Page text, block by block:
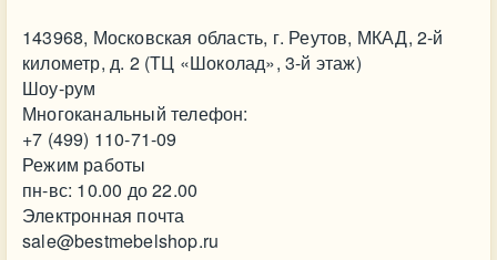
143968, Московская область, г. Реутов, МКАД, 2-й
километр, д. 2 (ТЦ «Шоколад», 3-й этаж)
Шоу-рум
Многоканальный телефон:
+7 (499) 110-71-09
Режим работы
пн-вс: 10.00 до 22.00
Электронная почта
sale@bestmebelshop.ru